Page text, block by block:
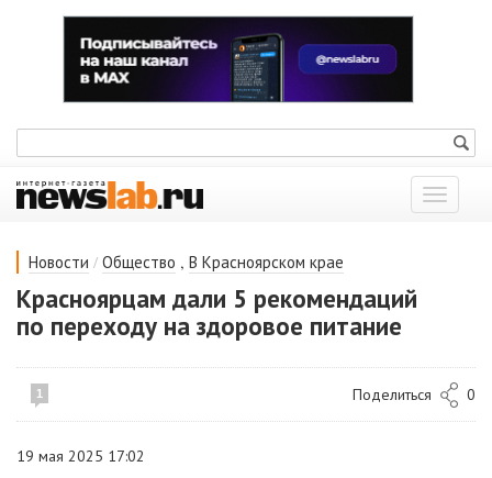
Показать
меню
Новости / Общество , В Красноярском крае
Красноярцам дали 5 рекомендаций
по переходу на здоровое питание
1 Поделиться 0
19 мая 2025 17:02